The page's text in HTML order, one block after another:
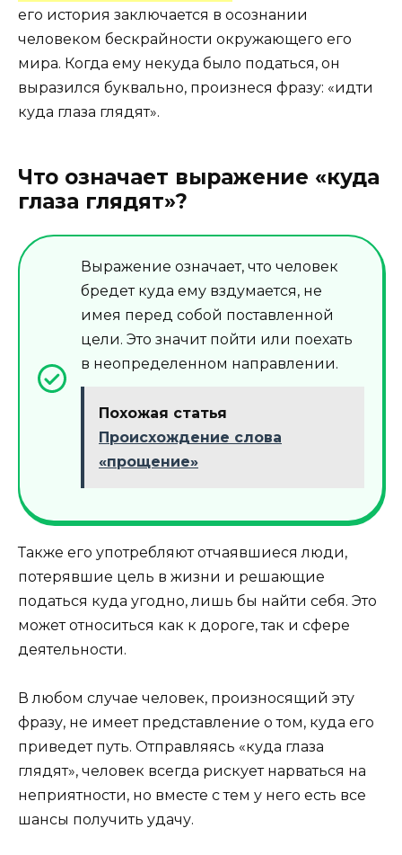
его история заключается в осознании
человеком бескрайности окружающего его
мира. Когда ему некуда было податься, он
выразился буквально, произнеся фразу: «идти
куда глаза глядят».
Что означает выражение «куда
глаза глядят»?
Выражение означает, что человек
бредет куда ему вздумается, не
имея перед собой поставленной
цели. Это значит пойти или поехать
в неопределенном направлении.
Похожая статья
Происхождение слова
«прощение»
Также его употребляют отчаявшиеся люди,
потерявшие цель в жизни и решающие
податься куда угодно, лишь бы найти себя. Это
может относиться как к дороге, так и сфере
деятельности.
В любом случае человек, произносящий эту
фразу, не имеет представление о том, куда его
приведет путь. Отправляясь «куда глаза
глядят», человек всегда рискует нарваться на
неприятности, но вместе с тем у него есть все
шансы получить удачу.